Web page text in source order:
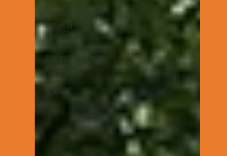
Balade vers le
futur à
Montferrand
Balade vers le
futur
Vœux